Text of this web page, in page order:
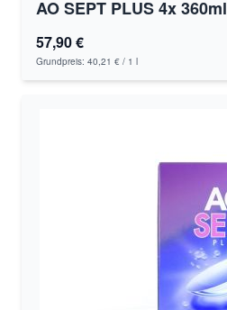
AO SEPT PLUS 4x 360ml
57,90 €
Grundpreis: 40,21 € / 1 l